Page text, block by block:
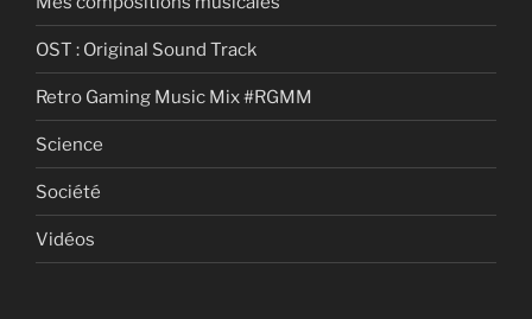
OST : Original Sound Track
Retro Gaming Music Mix #RGMM
Science
Société
Vidéos